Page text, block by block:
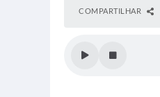
COMPARTILHAR